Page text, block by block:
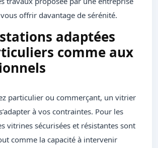
offrir davantage de sérénité.
adaptées
comme aux
particulier ou commerçant, un vitrier
à vos contraintes. Pour les
vitrines sécurisées et résistantes sont
comme la capacité à intervenir